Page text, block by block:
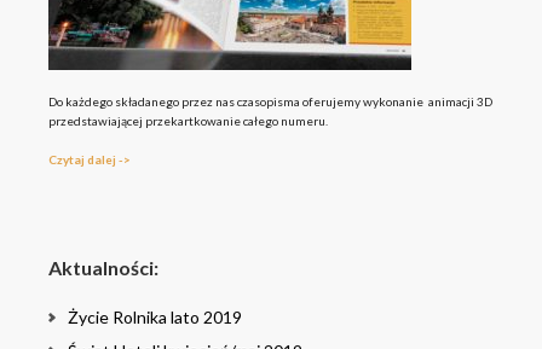
Do każdego składanego przez nas czasopisma oferujemy wykonanie animacji 3D
przedstawiającej przekartkowanie całego numeru.
Czytaj dalej ->
Aktualności:
Życie Rolnika lato 2019